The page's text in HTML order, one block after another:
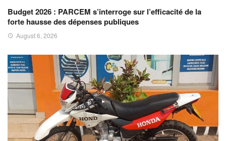
Budget 2026 : PARCEM s’interroge sur l’efficacité de la
forte hausse des dépenses publiques
August 6, 2026